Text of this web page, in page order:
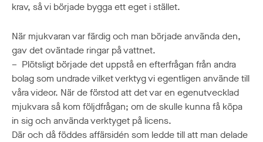
krav, så vi började bygga ett eget i stället.
När mjukvaran var färdig och man började använda den,
gav det oväntade ringar på vattnet.
– Plötsligt började det uppstå en efterfrågan från andra
bolag som undrade vilket verktyg vi egentligen använde till
våra videor. När de förstod att det var en egenutvecklad
mjukvara så kom följdfrågan; om de skulle kunna få köpa
in sig och använda verktyget på licens.
Där och då föddes affärsidén som ledde till att man delade